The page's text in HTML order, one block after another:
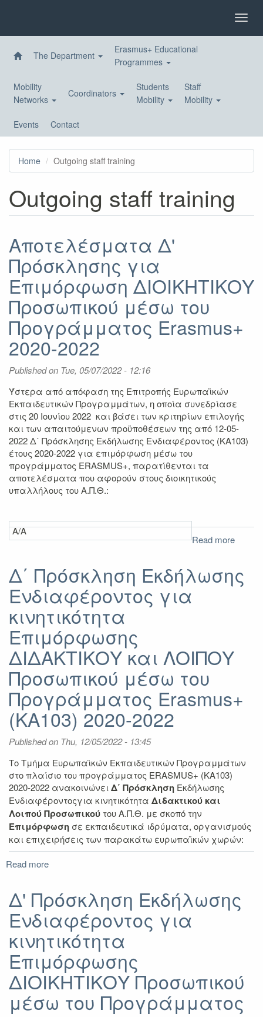
The Department
Erasmus+ Educational
Programmes
Mobility
Networks
Coordinators
Students
Mobility
Staff
Mobility
Events Contact
Home Outgoing staff training
Outgoing staff training
Αποτελέσματα Δ'
Πρόσκλησης για
Επιμόρφωση ΔΙΟΙΚΗΤΙΚΟΥ
Προσωπικού μέσω του
Προγράμματος Erasmus+
2020-2022
Published on Tue, 05/07/2022 - 12:16
Ύστερα από απόφαση της Επιτροπής Ευρωπαϊκών
Εκπαιδευτικών Προγραμμάτων, η οποία συνεδρίασε
στις 20 Ιουνίου 2022 και βάσει των κριτηρίων επιλογής
και των απαιτούμενων προϋποθέσεων της από 12-05-
2022 Δ΄ Πρόσκλησης Εκδήλωσης Ενδιαφέροντος (ΚΑ103)
έτους 2020-2022 για επιμόρφωση μέσω του
προγράμματος ERASMUS+, παρατίθενται τα
αποτελέσματα που αφορούν στους διοικητικούς
υπαλλήλους του Α.Π.Θ.:
Α/Α
Read more
για
2022
Δ΄ Πρόσκληση Εκδήλωσης
Ενδιαφέροντος για
κινητικότητα
Επιμόρφωσης
ΔΙΔΑΚΤΙΚΟΥ και ΛΟΙΠΟΥ
Προσωπικού μέσω του
Προγράμματος Erasmus+
(KA103) 2020-2022
Published on Thu, 12/05/2022 - 13:45
Το Τμήμα Ευρωπαϊκών Εκπαιδευτικών Προγραμμάτων
στο πλαίσιο του προγράμματος ERASMUS+ (KA103)
2020-2022 ανακοινώνει Δ΄ Πρόσκληση Εκδήλωσης
Ενδιαφέροντοςγια κινητικότητα Διδακτικού και
Λοιπού Προσωπικού του Α.Π.Θ. με σκοπό την
Επιμόρφωση σε εκπαιδευτικά ιδρύματα, οργανισμούς
και επιχειρήσεις των παρακάτω ευρωπαϊκών χωρών:
Read more
Εκδήλωσης
Ενδιαφέροντος
για
κινητικότητα
Επιμόρφωσης
ΔΙΔΑΚΤΙΚΟΥ
και
ΛΟΙΠΟΥ
Προσωπικού
μέσω
Δ' Πρόσκληση Εκδήλωσης
Ενδιαφέροντος για
κινητικότητα
Επιμόρφωσης
ΔΙΟΙΚΗΤΙΚΟΥ Προσωπικού
μέσω του Προγράμματος